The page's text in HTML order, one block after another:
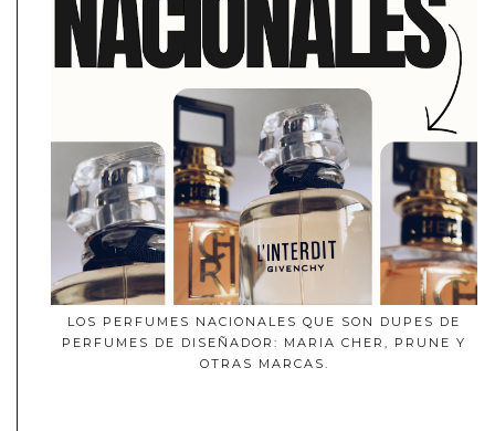
LOS PERFUMES NACIONALES QUE SON DUPES DE
PERFUMES DE DISEÑADOR: MARIA CHER, PRUNE Y
OTRAS MARCAS.